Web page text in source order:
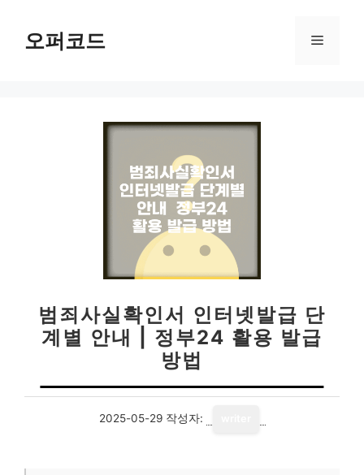
오퍼코드 메
범죄사실확인서 인터넷발급 단
계별 안내 | 정부24 활용 발급
방법
2025-05-29 작성자: